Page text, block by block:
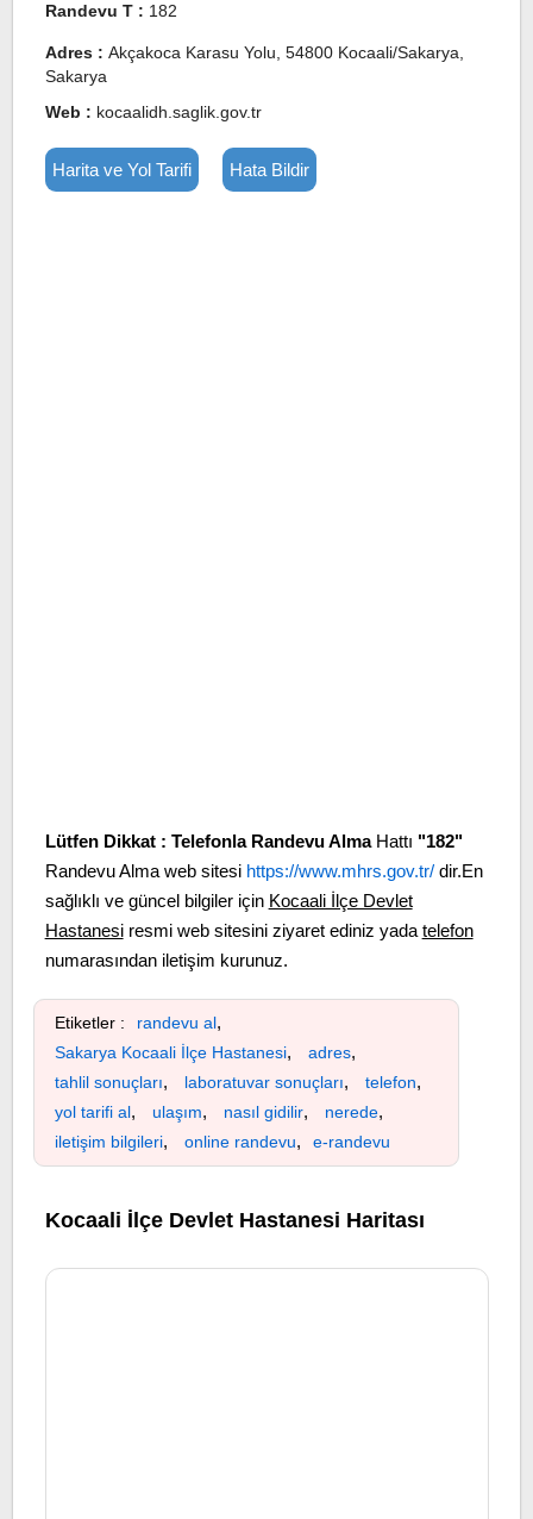
Randevu T : 182
Adres : Akçakoca Karasu Yolu, 54800 Kocaali/Sakarya,
Sakarya
Web : kocaalidh.saglik.gov.tr
Harita ve Yol Tarifi Hata Bildir
Lütfen Dikkat : Telefonla Randevu AlmaHattı "182"
Randevu Alma web sitesi https://www.mhrs.gov.tr/dir.En
sağlıklı ve güncel bilgiler için Kocaali İlçe Devlet
Hastanesiresmi web sitesini ziyaret ediniz yada telefon
numarasından iletişim kurunuz.
Etiketler : randevu al,
Sakarya Kocaali İlçe Hastanesi, adres,
tahlil sonuçları, laboratuvar sonuçları, telefon,
yol tarifi al, ulaşım, nasıl gidilir, nerede,
iletişim bilgileri, online randevu, e-randevu
Kocaali İlçe Devlet Hastanesi Haritası